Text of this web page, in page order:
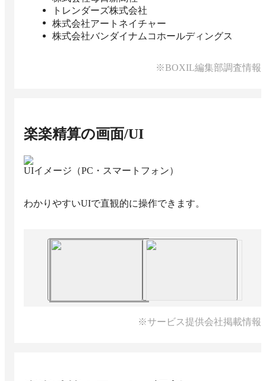
トレンダーズ株式会社
株式会社アートネイチャー
株式会社バンダイナムコホールディングス
※BOXIL編集部調査情報
楽楽精算の画面/UI
UIイメージ（PC・スマートフォン）
わかりやすいUIで直観的に操作できます。
※サービス提供会社掲載情報